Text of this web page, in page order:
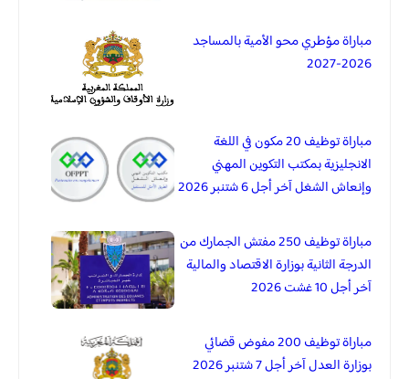
مباراة مؤطري محو الأمية بالمساجد
2026-2027
مباراة توظيف 20 مكون في اللغة
الانجليزية بمكتب التكوين المهني
وإنعاش الشغل آخر أجل 6 شتنبر 2026
مباراة توظيف 250 مفتش الجمارك من
الدرجة الثانية بوزارة الاقتصاد والمالية
آخر أجل 10 غشت 2026
مباراة توظيف 200 مفوض قضائي
بوزارة العدل آخر أجل 7 شتنبر 2026